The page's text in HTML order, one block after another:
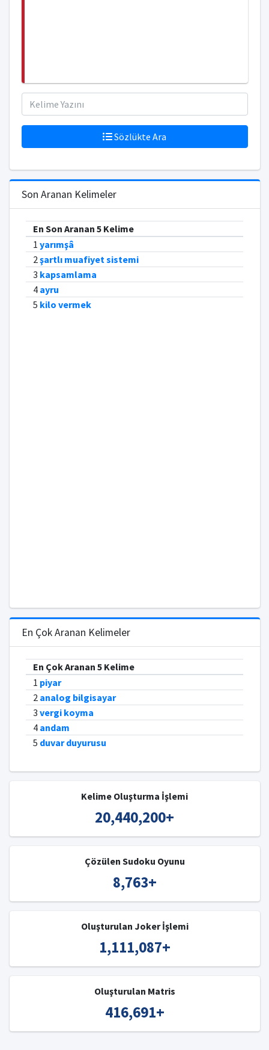
Sözlükte Ara
Son Aranan Kelimeler
En Son Aranan 5 Kelime
1 yarımşâ
2şartlı muafiyet sistemi
3 kapsamlama
4 ayru
5 kilo vermek
En Çok Aranan Kelimeler
En Çok Aranan 5 Kelime
1 piyar
2 analog bilgisayar
3 vergi koyma
4 andam
5 duvar duyurusu
Kelime Oluşturma İşlemi
20,440,200+
Çözülen Sudoku Oyunu
8,763+
Oluşturulan Joker İşlemi
1,111,087+
Oluşturulan Matris
416,691+